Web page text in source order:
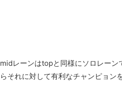
midレーンはtopと同様にソロレーン
らそれに対して有利なチャンピョン